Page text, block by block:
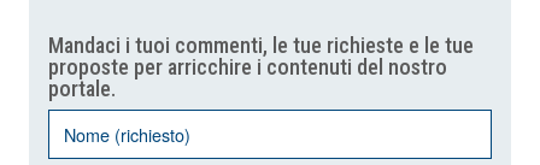
Mandaci i tuoi commenti, le tue richieste e le tue
proposte per arricchire i contenuti del nostro
portale.